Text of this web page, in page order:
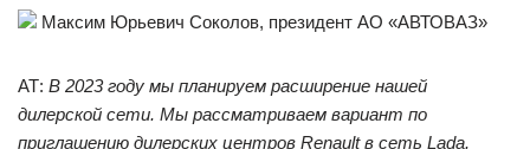
Максим Юрьевич Соколов, президент АО «АВТОВАЗ»
АТ: В 2023 году мы планируем расширение нашей
дилерской сети. Мы рассматриваем вариант по
приглашению дилерских центров Renault в сеть Lada.